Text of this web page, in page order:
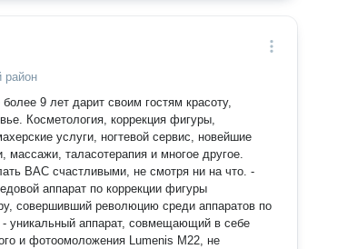
район
9 лет дарит своим гостям красоту,
фигуры,
услуги, ногтевой сервис, новейшие
массажи, таласотерапия и многое другое.
ВАС счастливыми, не смотря ни на что. -
аппарат по коррекции фигуры
совершивший революцию среди аппаратов по
и фотоомоложения Lumenis M22, не